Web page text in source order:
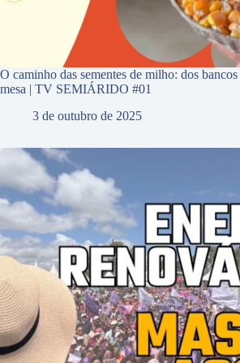
O caminho das sementes de milho: dos bancos
mesa | TV SEMIÁRIDO #01
3 de outubro de 2025